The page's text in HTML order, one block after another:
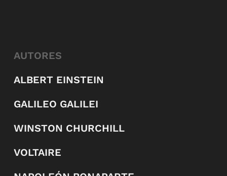
AUTORES
ALBERT EINSTEIN
GALILEO GALILEI
WINSTON CHURCHILL
VOLTAIRE